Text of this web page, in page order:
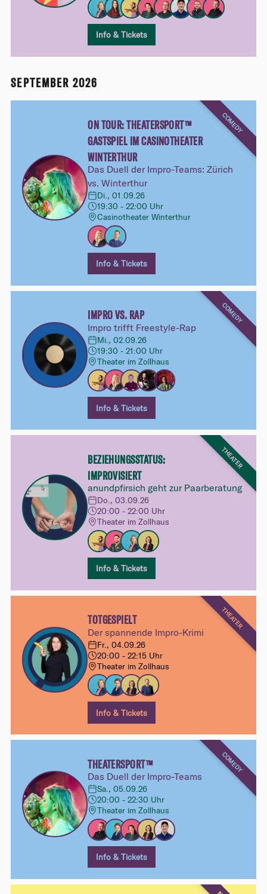
Info & Tickets
SEPTEMBER 2026
COMEDY
ON TOUR: THEATERSPORT™
GASTSPIEL IM CASINOTHEATER
WINTERTHUR
Das Duell der Impro-Teams: Zürich
vs. Winterthur
Di., 01.09.26
19:30 - 22:00 Uhr
Casinotheater Winterthur
Info & Tickets
COMEDY
IMPRO VS. RAP
Impro trifft Freestyle-Rap
Mi., 02.09.26
19:30 - 21:00 Uhr
Theater im Zollhaus
Info & Tickets
THEATER
BEZIEHUNGSSTATUS:
IMPROVISIERT
anundpfirsich geht zur Paarberatung
Do., 03.09.26
20:00 - 22:00 Uhr
Theater im Zollhaus
Info & Tickets
THEATER
TOTGESPIELT
Der spannende Impro-Krimi
Fr., 04.09.26
20:00 - 22:15 Uhr
Theater im Zollhaus
Info & Tickets
COMEDY
THEATERSPORT™
Das Duell der Impro-Teams
Sa., 05.09.26
20:00 - 22:30 Uhr
Theater im Zollhaus
Info & Tickets